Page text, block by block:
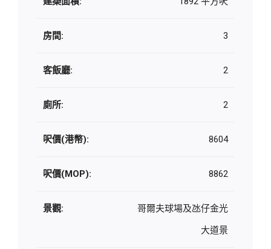
房間: 3
客飯廳: 2
廁所: 2
呎價(港幣): 8604
呎價(MOP): 8862
景觀:
哥爾夫球場及氹仔金光
大道景